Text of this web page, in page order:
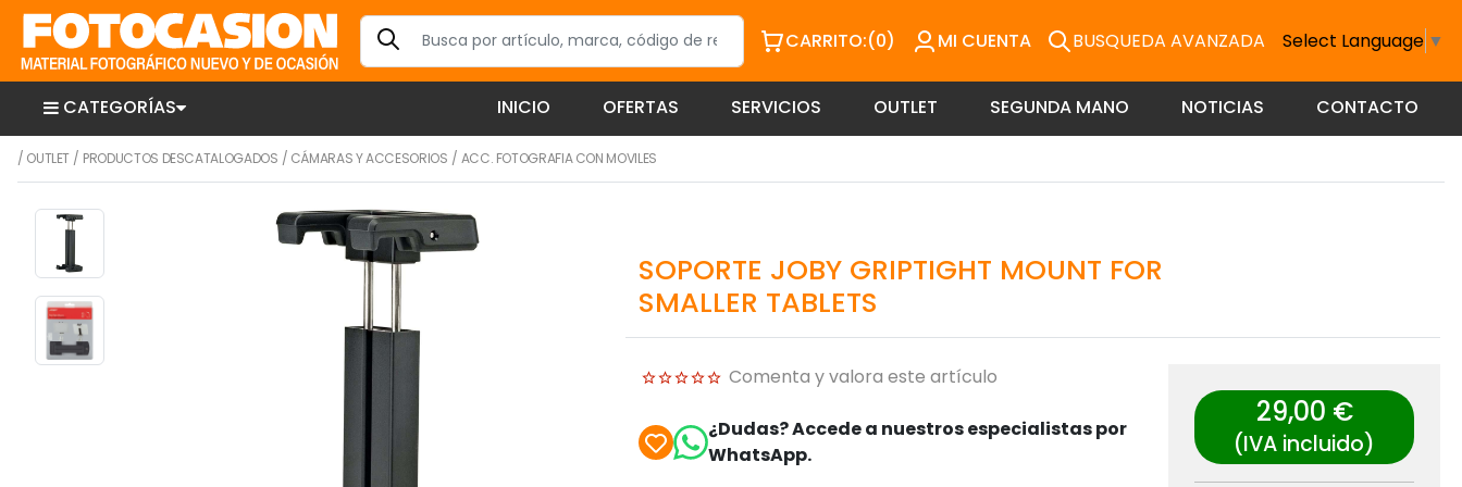
CARRITO:(0) MI CUENTA BUSQUEDA AVANZADA Select Language ▼
CATEGORÍAS INICIO OFERTAS SERVICIOS OUTLET SEGUNDA MANO NOTICIAS CONTACTO
/ OUTLET / PRODUCTOS DESCATALOGADOS / CÁMARAS Y ACCESORIOS / ACC. FOTOGRAFIA CON MOVILES
SOPORTE JOBY GRIPTIGHT MOUNT FOR
SMALLER TABLETS
Comenta y valora este artículo
¿Dudas? Accede a nuestros especialistas por
WhatsApp.
29,00 €
(IVA incluido)